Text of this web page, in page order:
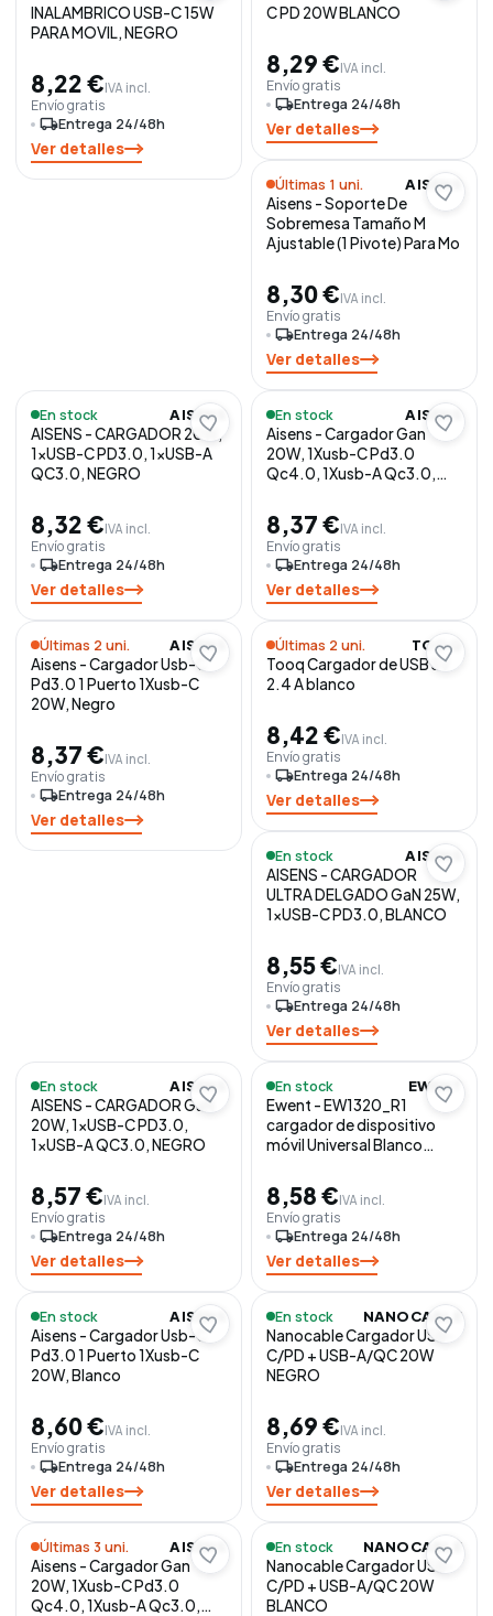
INALAMBRICO USB-C 15W
PARA MOVIL, NEGRO
8,22 €IVA incl.
Envío gratis
local_shippingEntrega 24/48h
Ver detalles
C PD 20W BLANCO
8,29 €IVA incl.
Envío gratis
local_shippingEntrega 24/48h
Ver detalles
Últimas 1 uni. AISENS
Aisens - Soporte De
Sobremesa Tamaño M
Ajustable (1 Pivote) Para Mo
8,30 €IVA incl.
Envío gratis
local_shippingEntrega 24/48h
Ver detalles
En stock AISENS
AISENS - CARGADOR 20W,
1xUSB-C PD3.0, 1xUSB-A
QC3.0, NEGRO
8,32 €IVA incl.
Envío gratis
local_shippingEntrega 24/48h
Ver detalles
En stock AISENS
Aisens - Cargador Gan
20W, 1Xusb-C Pd3.0
Qc4.0, 1Xusb-A Qc3.0,
8,37 €IVA incl.
Envío gratis
local_shippingEntrega 24/48h
Ver detalles
Últimas 2 uni. AISENS
Aisens - Cargador Usb-C
Pd3.0 1 Puerto 1Xusb-C
20W, Negro
8,37 €IVA incl.
Envío gratis
local_shippingEntrega 24/48h
Ver detalles
Últimas 2 uni. TOOQ
Tooq Cargador de USB 5V
2.4 A blanco
8,42 €IVA incl.
Envío gratis
local_shippingEntrega 24/48h
Ver detalles
En stock AISENS
AISENS - CARGADOR
ULTRA DELGADO GaN 25W,
1xUSB-C PD3.0, BLANCO
8,55 €IVA incl.
Envío gratis
local_shippingEntrega 24/48h
Ver detalles
En stock AISENS
AISENS - CARGADOR GaN
20W, 1xUSB-C PD3.0,
1xUSB-A QC3.0, NEGRO
8,57 €IVA incl.
Envío gratis
local_shippingEntrega 24/48h
Ver detalles
En stock EWENT
Ewent - EW1320_R1
cargador de dispositivo
móvil Universal Blanco
rápida
8,58 €IVA incl.
Envío gratis
local_shippingEntrega 24/48h
Ver detalles
En stock AISENS
Aisens - Cargador Usb-C
Pd3.0 1 Puerto 1Xusb-C
20W, Blanco
8,60 €IVA incl.
Envío gratis
local_shippingEntrega 24/48h
Ver detalles
En stock NANOCABLE
Nanocable Cargador USB-
C/PD + USB-A/QC 20W
NEGRO
8,69 €IVA incl.
Envío gratis
local_shippingEntrega 24/48h
Ver detalles
Últimas 3 uni. AISENS
Aisens - Cargador Gan
20W, 1Xusb-C Pd3.0
Qc4.0, 1Xusb-A Qc3.0,
En stock NANOCABLE
Nanocable Cargador USB-
C/PD + USB-A/QC 20W
BLANCO